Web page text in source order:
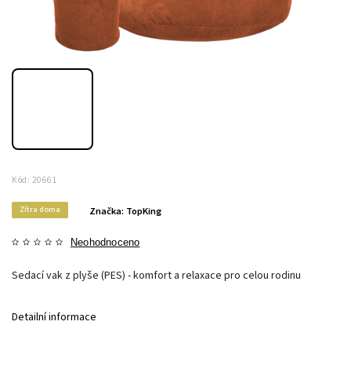
Kód: 20661
Zítra doma
Neohodnoceno
Značka: TopKing
Sedací vak z plyše (PES) - komfort a relaxace pro celou rodinu
Detailní informace